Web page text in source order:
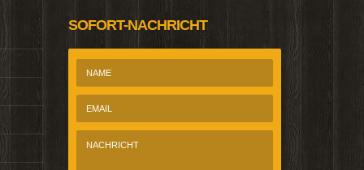
SOFORT-NACHRICHT